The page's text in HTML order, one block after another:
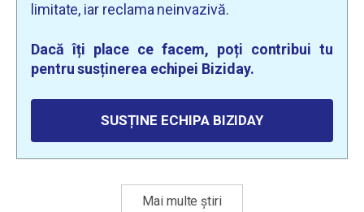
limitate, iar reclama neinvazivă.
Dacă îți place ce facem, poți contribui tu
pentru susținerea echipei Biziday.
SUSȚINE ECHIPA BIZIDAY
Mai multe știri